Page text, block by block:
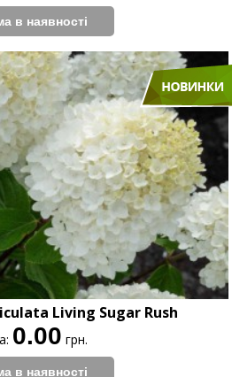
Living Sugar Rush
0.00 грн.